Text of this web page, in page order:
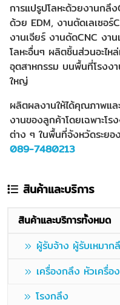
การแปรูปโลหะด้วยงานกลึง
ด้วย EDM, งานตัดเลเซอร์
งานเจียร์ งานดัดCNC งา
โลหะอื่นๆ ผลิตชิ้นส่วนอะไ
อุตสาหกรรม บนพื้นที่โรงง
ใหญ่
ผลิตผลงานให้ได้คุณภาพแล
งานของลูกค้าโดยเฉพาะโ
ต่าง ๆ ในพื้นที่จังหวัดระย
089-7480213
สินค้าและบริการ
สินค้าและบริการทั้งหมด
ผู้รับจ้าง ผู้รับเหมาก
เครื่องกลึง หัวเครื่
โรงกลึง